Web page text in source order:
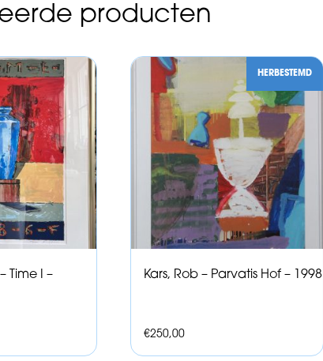
producten
Time I –
HERBESTEMD
Kars, Rob – Parvatis Hof – 1998
€250,00